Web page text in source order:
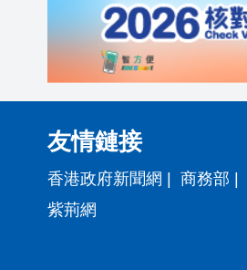
友情鏈接
香港政府新聞網 商務部
紫荊網